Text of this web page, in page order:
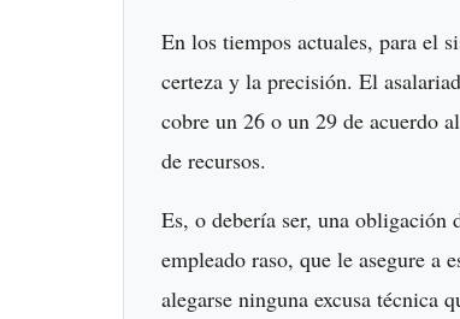
En los tiempos actuales, para el
certeza y la precisión. El
cobre un 26 o un 29 de acuerdo
de recursos.
Es, o debería ser, una obligación
empleado raso, que le asegure a
alegarse ninguna excusa técnica